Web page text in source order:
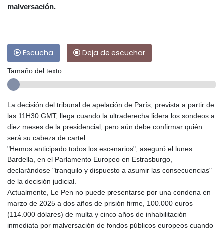
malversación.
Escucha Deja de escuchar
Tamaño del texto:
La decisión del tribunal de apelación de París, prevista a partir de
las 11H30 GMT, llega cuando la ultraderecha lidera los sondeos a
diez meses de la presidencial, pero aún debe confirmar quién
será su cabeza de cartel.
"Hemos anticipado todos los escenarios", aseguró el lunes
Bardella, en el Parlamento Europeo en Estrasburgo,
declarándose "tranquilo y dispuesto a asumir las consecuencias"
de la decisión judicial.
Actualmente, Le Pen no puede presentarse por una condena en
marzo de 2025 a dos años de prisión firme, 100.000 euros
(114.000 dólares) de multa y cinco años de inhabilitación
inmediata por malversación de fondos públicos europeos cuando